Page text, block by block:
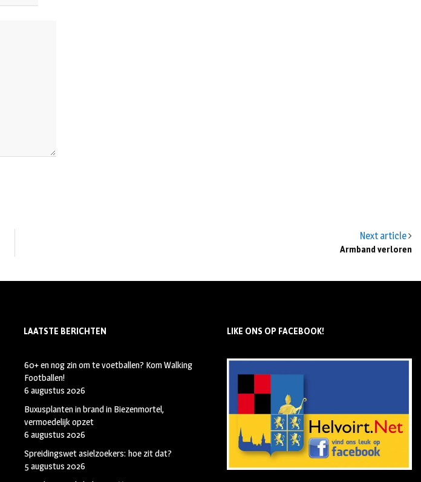
Next article
Armband verloren
LAATSTE BERICHTEN
60+ en nog zin om te voetballen? Kom Walking
Footballen!
6 augustus 2026
Buxusplanten in brand in Biezenmortel,
vermoedelijk opzet
6 augustus 2026
Spreidingswet asielzoekers: hoe zit dat?
5 augustus 2026
LIKE ONS OP FACEBOOK!